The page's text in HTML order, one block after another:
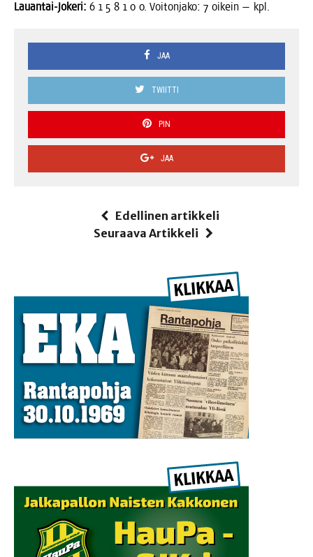
Lau­an­tai-Joke­ri: 6 1 5 8 1 0 0. Voi­ton­ja­ko: 7 oikein — kpl.
JAA
TWIITTI
PIN
JAA
Edellinen artikkeli
Seuraava Artikkeli